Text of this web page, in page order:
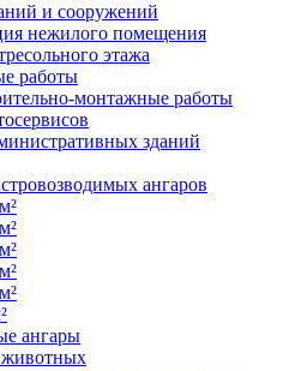
и сооружений
нежилого помещения
этажа
работы
монтажные работы
зданий
ангаров
ангары